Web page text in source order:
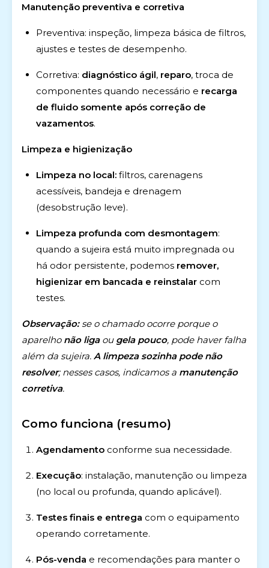
Manutenção preventiva e corretiva
Preventiva: inspeção, limpeza básica de filtros,
ajustes e testes de desempenho.
Corretiva: diagnóstico ágil, reparo, troca de
componentes quando necessário e recarga
de fluido somente após correção de
vazamentos.
Limpeza e higienização
Limpeza no local: filtros, carenagens
acessíveis, bandeja e drenagem
(desobstrução leve).
Limpeza profunda com desmontagem:
quando a sujeira está muito impregnada ou
há odor persistente, podemos remover,
higienizar em bancada e reinstalar com
testes.
Observação:se o chamado ocorre porque o
aparelho não ligaou gela pouco, pode haver falha
além da sujeira. A limpeza sozinha pode não
resolver; nesses casos, indicamos a manutenção
corretiva.
Como funciona (resumo)
Agendamento conforme sua necessidade.
Execução: instalação, manutenção ou limpeza
(no local ou profunda, quando aplicável).
Testes finais e entrega com o equipamento
operando corretamente.
Pós-venda e recomendações para manter o